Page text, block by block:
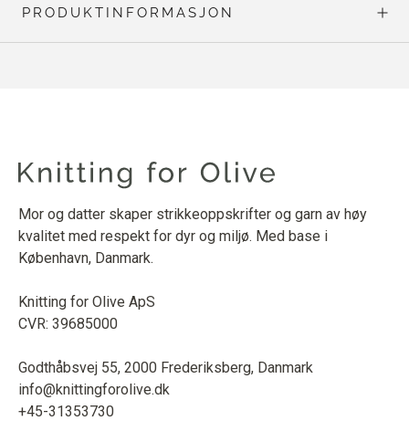
PRODUKTINFORMASJON
Mor og datter skaper strikkeoppskrifter og garn av høy
kvalitet med respekt for dyr og miljø. Med base i
København, Danmark.
Knitting for Olive ApS
CVR: 39685000
Godthåbsvej 55, 2000 Frederiksberg, Danmark
info@knittingforolive.dk
+45-31353730